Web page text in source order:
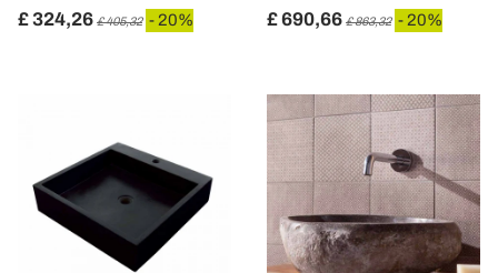
£ 324,26 £ 405,32 - 20% £ 690,66 £ 863,32 - 20%